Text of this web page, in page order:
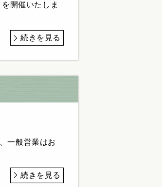
開催いたしま
続きを見る
一般営業はお
続きを見る